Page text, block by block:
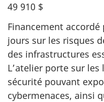
49 910 $
Financement
jours sur les risques
des infrastructures
L’atelier porte sur
sécurité pouvant
cybermenaces, ainsi